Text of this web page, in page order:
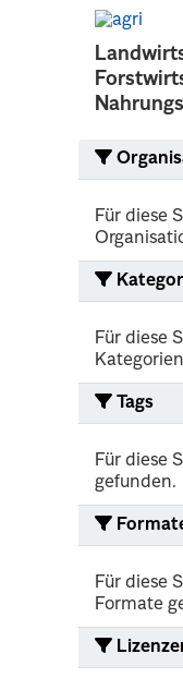
Für diese
Für diese
Tags
Für diese
gefunden.
Für diese
Formate